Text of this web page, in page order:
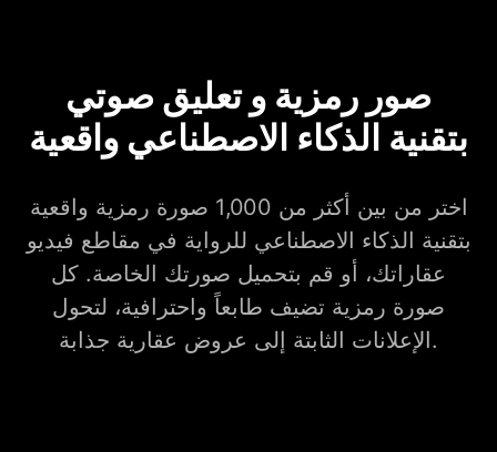
صور رمزية و تعليق صوتي
بتقنية الذكاء الاصطناعي واقعية
اختر من بين أكثر من 1,000 صورة رمزية واقعية
بتقنية الذكاء الاصطناعي للرواية في مقاطع فيديو
عقاراتك، أو قم بتحميل صورتك الخاصة. كل
صورة رمزية تضيف طابعاً واحترافية، لتحول
الإعلانات الثابتة إلى عروض عقارية جذابة.